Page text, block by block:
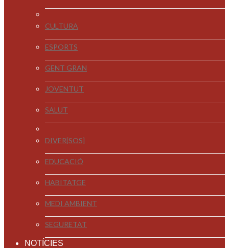
CULTURA
ESPORTS
GENT GRAN
JOVENTUT
SALUT
DIVER[SOS]
EDUCACIÓ
HABITATGE
MEDI AMBIENT
SEGURETAT
NOTÍCIES